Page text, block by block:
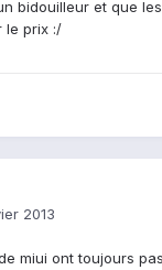
bidouilleur et que
le prix :/
2013
miui ont toujours